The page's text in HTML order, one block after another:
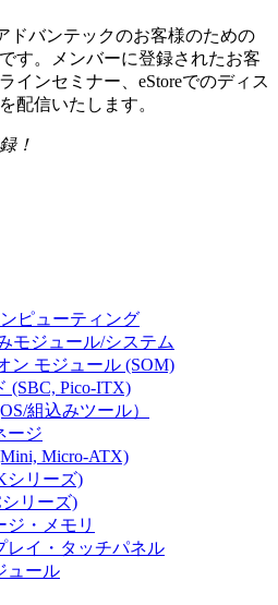
ドバンテックのお客様のための
す。メンバーに登録されたお客
インセミナー、eStoreでのディス
配信いたします。
！
ピューティング
モジュール/システム
ン モジュール (SOM)
(SBC, Pico-ITX)
組込みツール）
ージ
Micro-ATX)
シリーズ)
シリーズ)
ジ・メモリ
レイ・タッチパネル
ュール